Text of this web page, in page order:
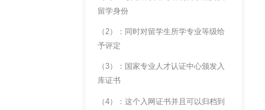
留学身份
（2）：同时对留学生所学专业等级给
予评定
（3）：国家专业人才认证中心颁发入
库证书
（4）：这个入网证书并且可以归档到